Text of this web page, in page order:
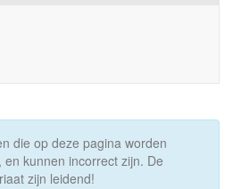
die op deze pagina worden
kunnen incorrect zijn. De
zijn leidend!